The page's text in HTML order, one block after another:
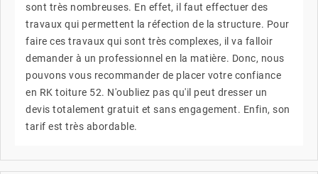
sont très nombreuses. En effet, il faut effectuer des
travaux qui permettent la réfection de la structure. Pour
faire ces travaux qui sont très complexes, il va falloir
demander à un professionnel en la matière. Donc, nous
pouvons vous recommander de placer votre confiance
en RK toiture 52. N'oubliez pas qu'il peut dresser un
devis totalement gratuit et sans engagement. Enfin, son
tarif est très abordable.